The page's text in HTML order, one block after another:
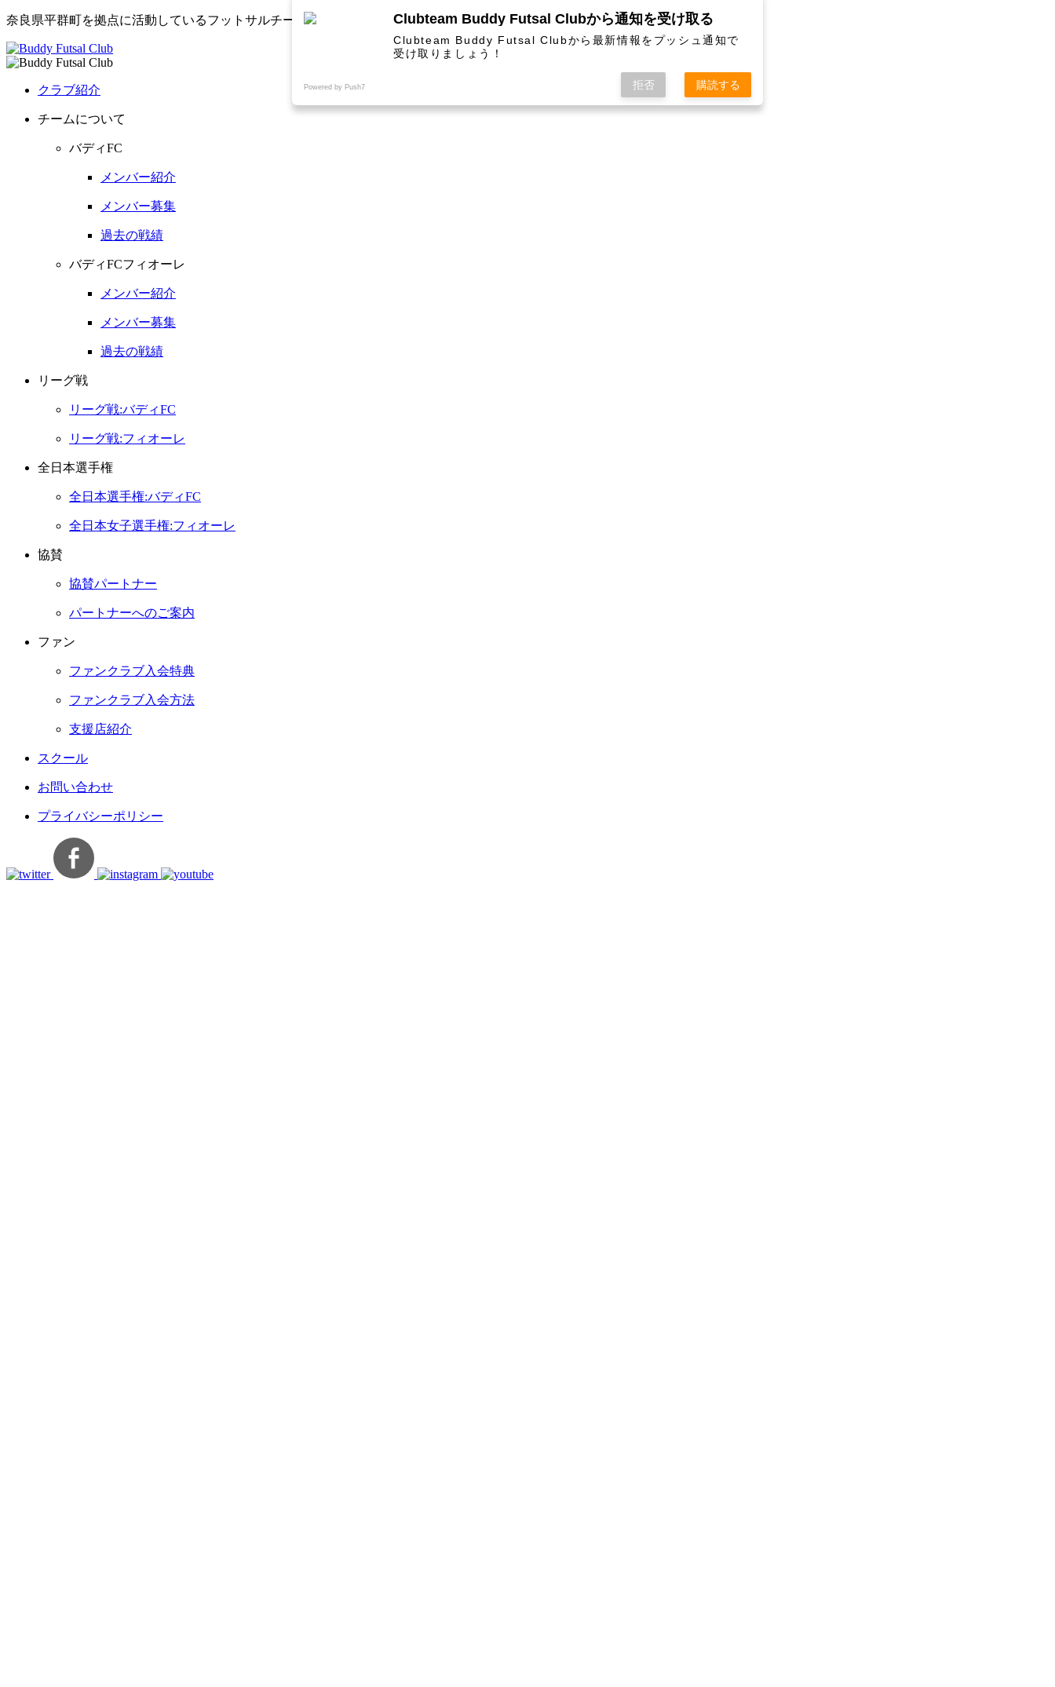
奈良県平群町を拠点に活動しているフットサルチーム
クラブ紹介
チームについて
バディFC
メンバー紹介
メンバー募集
過去の戦績
バディFCフィオーレ
メンバー紹介
メンバー募集
過去の戦績
リーグ戦
リーグ戦:バディFC
リーグ戦:フィオーレ
全日本選手権
全日本選手権:バディFC
全日本女子選手権:フィオーレ
協賛
協賛パートナー
パートナーへのご案内
ファン
ファンクラブ入会特典
ファンクラブ入会方法
支援店紹介
スクール
お問い合わせ
プライバシーポリシー
Clubteam Buddy Futsal Clubから通知を受け取る
Clubteam Buddy Futsal Clubから最新情報をプッシュ通知で
受け取りましょう！
Powered by Push7 拒否 購読する